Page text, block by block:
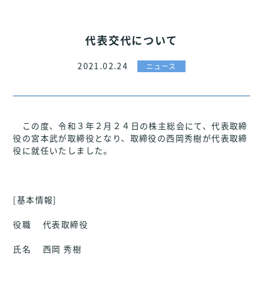
代表交代について
2021.02.24 ニュース
この度、令和３年２月２４日の株主総会にて、代表取締
役の宮本武が取締役となり、取締役の西岡秀樹が代表取締
役に就任いたしました。
[基本情報]
役職 代表取締役
氏名 西岡 秀樹